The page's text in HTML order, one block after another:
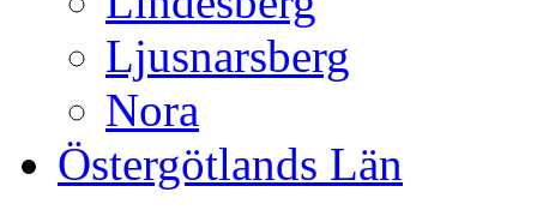
Ljusnarsberg
Nora
Östergötlands Län